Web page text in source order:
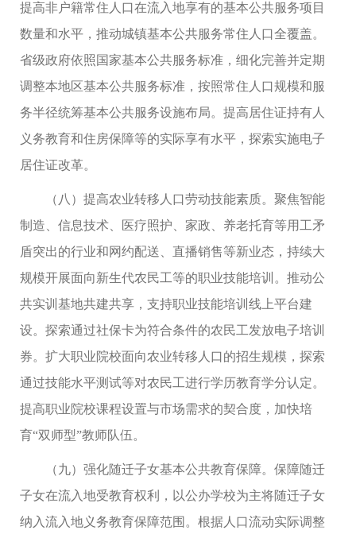
提高非户籍常住人口在流入地享有的基本公共服务项目
数量和水平，推动城镇基本公共服务常住人口全覆盖。
省级政府依照国家基本公共服务标准，细化完善并定期
调整本地区基本公共服务标准，按照常住人口规模和服
务半径统筹基本公共服务设施布局。提高居住证持有人
义务教育和住房保障等的实际享有水平，探索实施电子
居住证改革。
（八）提高农业转移人口劳动技能素质。聚焦智能
制造、信息技术、医疗照护、家政、养老托育等用工矛
盾突出的行业和网约配送、直播销售等新业态，持续大
规模开展面向新生代农民工等的职业技能培训。推动公
共实训基地共建共享，支持职业技能培训线上平台建
设。探索通过社保卡为符合条件的农民工发放电子培训
券。扩大职业院校面向农业转移人口的招生规模，探索
通过技能水平测试等对农民工进行学历教育学分认定。
提高职业院校课程设置与市场需求的契合度，加快培
育“双师型”教师队伍。
（九）强化随迁子女基本公共教育保障。保障随迁
子女在流入地受教育权利，以公办学校为主将随迁子女
纳入流入地义务教育保障范围。根据人口流动实际调整